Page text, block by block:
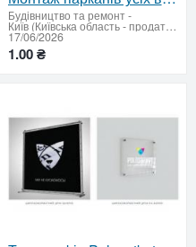
Будівництво та ремонт-
Київ (Київська область - продати купити)
17/06/2026
1.00 ₴